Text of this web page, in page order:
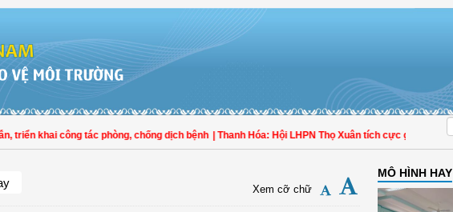
khai công tác phòng, chống dịch bệnh | Thanh Hóa: Hội LHPN Thọ Xuân tích cực góp phần
Xem cỡ chữ
MÔ HÌNH HAY